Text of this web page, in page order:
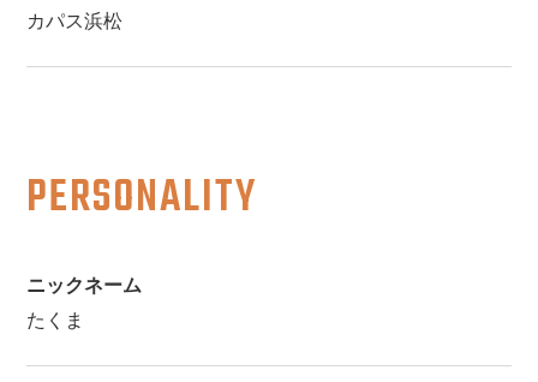
カパス浜松
PERSONALITY
ニックネーム
たくま